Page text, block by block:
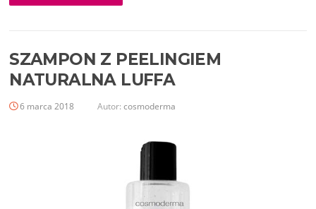
SZAMPON Z PEELINGIEM
NATURALNA LUFFA
6 marca 2018 Autor:cosmoderma